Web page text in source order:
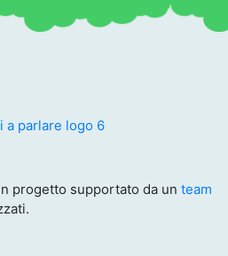
progetto supportato da un team